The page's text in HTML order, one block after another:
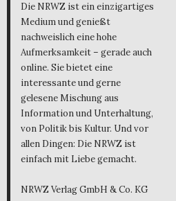
Die NRWZ ist ein einzigartiges
Medium und genießt
nachweislich eine hohe
Aufmerksamkeit – gerade auch
online. Sie bietet eine
interessante und gerne
gelesene Mischung aus
Information und Unterhaltung,
von Politik bis Kultur. Und vor
allen Dingen: Die NRWZ ist
einfach mit Liebe gemacht.
NRWZ Verlag GmbH & Co. KG